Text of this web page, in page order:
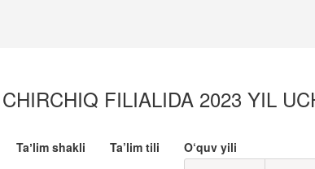
FILIALIDA 2023 YIL
O‘quv yili
Ta’lim tili
Taʼlim shakli